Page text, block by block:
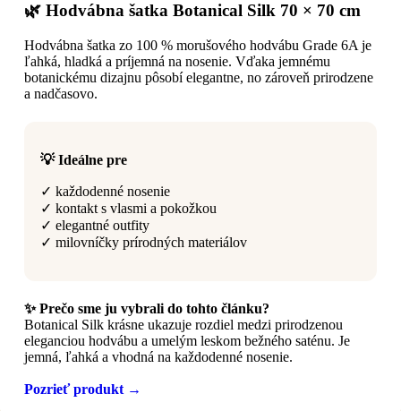
🌿 Hodvábna šatka Botanical Silk 70 × 70 cm
Hodvábna šatka zo 100 % morušového hodvábu Grade 6A je
ľahká, hladká a príjemná na nosenie. Vďaka jemnému
botanickému dizajnu pôsobí elegantne, no zároveň prirodzene
a nadčasovo.
💡 Ideálne pre
✓ každodenné nosenie
✓ kontakt s vlasmi a pokožkou
✓ elegantné outfity
✓ milovníčky prírodných materiálov
✨ Prečo sme ju vybrali do tohto článku?
Botanical Silk krásne ukazuje rozdiel medzi prirodzenou
eleganciou hodvábu a umelým leskom bežného saténu. Je
jemná, ľahká a vhodná na každodenné nosenie.
Pozrieť produkt →